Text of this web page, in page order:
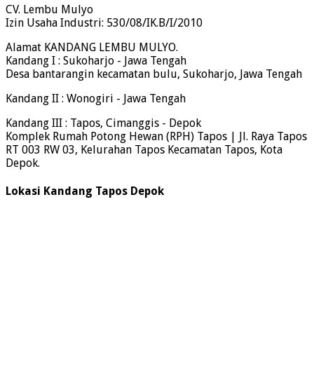
CV. Lembu Mulyo
Izin Usaha Industri: 530/08/IK.B/I/2010
Alamat KANDANG LEMBU MULYO.
Kandang I : Sukoharjo - Jawa Tengah
Desa bantarangin kecamatan bulu, Sukoharjo, Jawa Tengah
Kandang II : Wonogiri - Jawa Tengah
Kandang III : Tapos, Cimanggis - Depok
Komplek Rumah Potong Hewan (RPH) Tapos | Jl. Raya Tapos
RT 003 RW 03, Kelurahan Tapos Kecamatan Tapos, Kota
Depok.
Lokasi Kandang Tapos Depok